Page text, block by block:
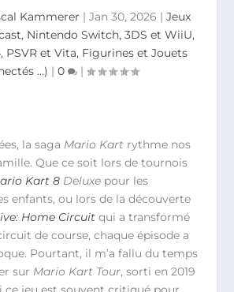
Kammerer | Jan 30, 2026 | Jeux
Nintendo Switch, 3DS et WiiU,
PSVR et Vita, Figurines et Jouets
…) | 0 |
la saga Mario Kart rythme nos
Que ce soit lors de tournois
Kart 8 Deluxe pour les
enfants, ou lors de la découverte
Home Circuit qui a transformé
de course, chaque épisode a
Pourtant, il m’a fallu du temps
sur Mario Kart Tour, sorti en 2019